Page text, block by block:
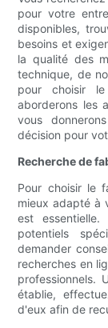
pour votre
disponibles,
besoins et
la qualité des
technique, de
pour choisir
aborderons les
vous
décision pour
Recherche de
Pour choisir le
mieux adapté à
est
potentiels
demander
recherches en
professionnels.
établie,
d'eux afin de